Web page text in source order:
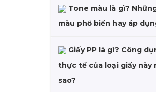
Tone màu là gì?
màu phổ biến hay áp
Giấy PP là gì? Công
thực tế của loại giấy này
sao?